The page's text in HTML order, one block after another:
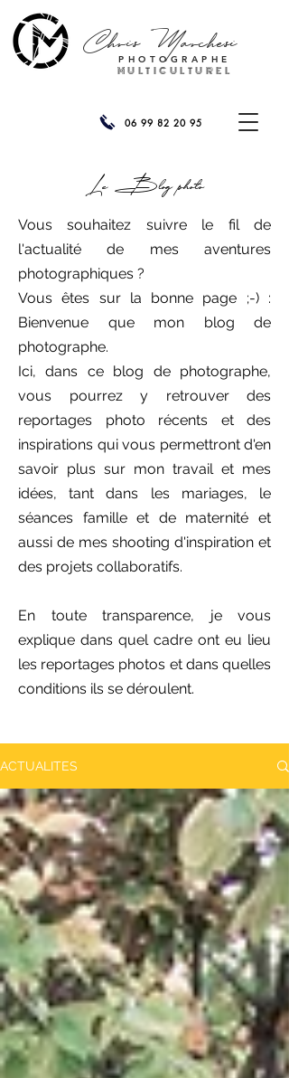
PHOTOGRAPHE
MULTICULTUREL
ChrisMarchesi
06 99 82 20 95
Le Blog photo
Vous souhaitez suivre le fil de
l'actualité de mes aventures
photographiques ?
Vous êtes sur la bonne page ;-) :
Bienvenue que mon blog de
photographe.
Ici, dans ce blog de photographe,
vous pourrez y retrouver des
reportages photo récents et des
inspirations qui vous permettront d'en
savoir plus sur mon travail et mes
idées, tant dans les mariages, le
séances famille et de maternité et
aussi de mes shooting d'inspiration et
des projets collaboratifs.
En toute transparence, je vous
explique dans quel cadre ont eu lieu
les reportages photos et dans quelles
conditions ils se déroulent.
ACTUALITES